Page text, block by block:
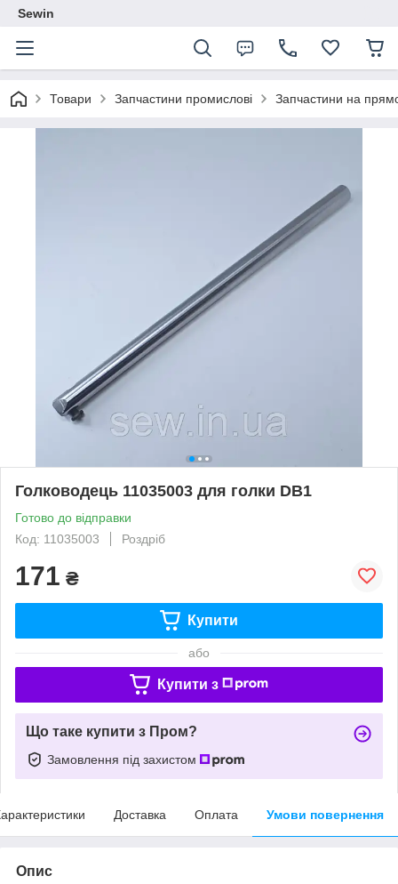
Sewin
Товари Запчастини промислові Запчастини на
Голководець 11035003 для голки DB1
Готово до відправки
Код: 11035003
Роздріб
171 ₴
Купити
або
Купити з
Що таке купити з Пром?
Замовлення під захистом
Доставка Оплата Умови повернення
Опис